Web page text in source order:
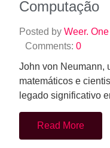
Computação
Posted by Weer. One
Comments: 0
John von Neumann,
matemáticos e
legado significativo
Read More